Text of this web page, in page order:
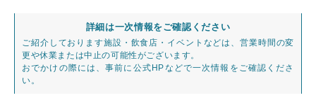
詳細は一次情報をご確認ください
ご紹介しております施設・飲食店・イベントなどは、営業時間の変
更や休業または中止の可能性がございます。
おでかけの際には、事前に公式HPなどで一次情報をご確認くださ
い。